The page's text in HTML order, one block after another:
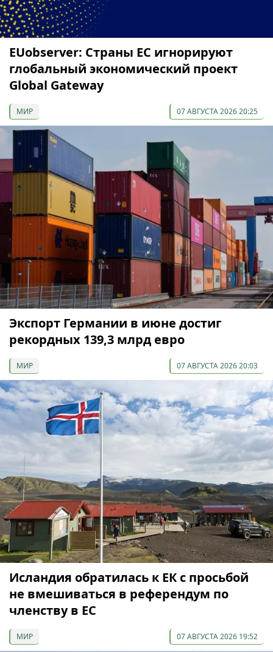
EUobserver: Страны ЕС игнорируют
глобальный экономический проект
Global Gateway
МИР 07 АВГУСТА 2026 20:25
Экспорт Германии в июне достиг
рекордных 139,3 млрд евро
МИР 07 АВГУСТА 2026 20:03
Исландия обратилась к ЕК с просьбой
не вмешиваться в референдум по
членству в ЕС
МИР 07 АВГУСТА 2026 19:52